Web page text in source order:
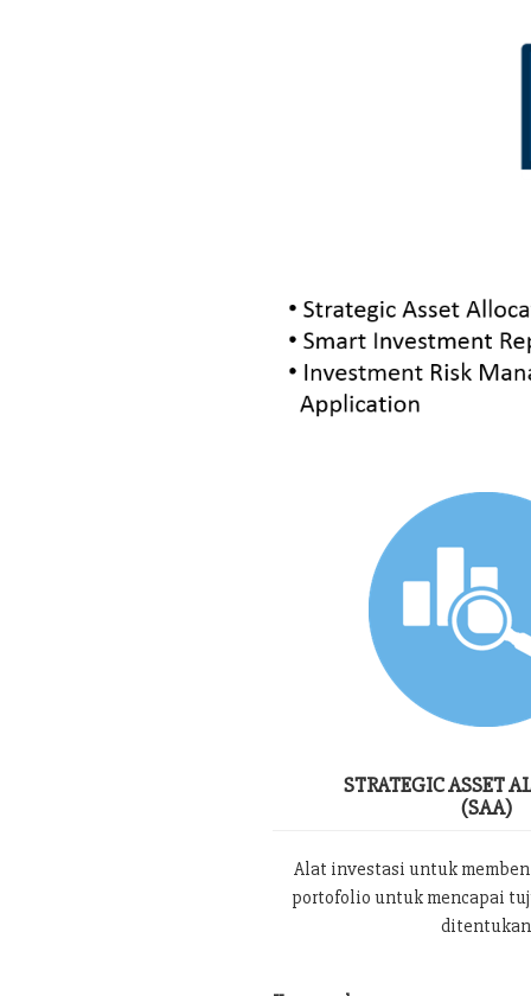
STRATEGIC ASSET
(SAA)
Alat investasi untuk
portofolio untuk mencapai
ditentukan